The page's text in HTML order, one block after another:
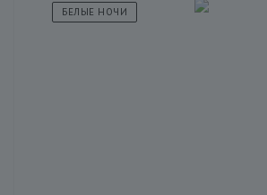
БЕЛЫЕ НОЧИ